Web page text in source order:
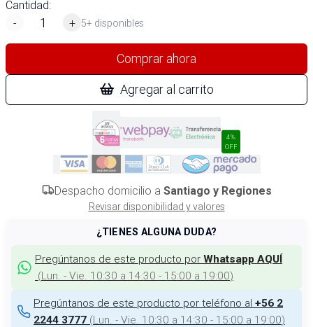
Cantidad:
-
+ 5+ disponibles
Comprar ahora
Agregar al carrito
4%
OFF
Despacho domicilio a Santiago y Regiones
Revisar disponibilidad y valores
¿TIENES ALGUNA DUDA?
Pregúntanos de este producto por Whatsapp AQUÍ
(Lun. - Vie. 10:30 a 14:30 - 15:00 a 19:00)
Pregúntanos de este producto por teléfono al +56 2
2244 3777 (Lun. - Vie. 10:30 a 14:30 - 15:00 a 19:00)